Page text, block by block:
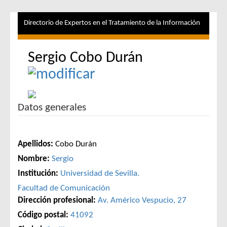
Directorio de Expertos en el Tratamiento de la Información
Sergio Cobo Durán
Datos generales
Apellidos: Cobo Durán
Nombre: Sergio
Institución: Universidad de Sevilla.
Facultad de Comunicación
Dirección profesional: Av. Américo Vespucio, 27
Código postal: 41092